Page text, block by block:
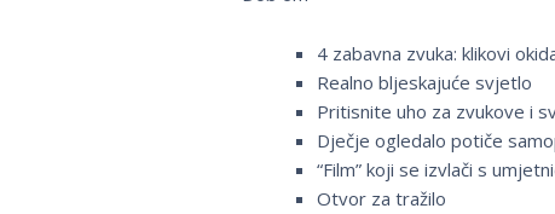
4 zabavna zvuka: klikovi
Realno bljeskajuće svjetlo
Pritisnite uho za zvukove i
Dječje ogledalo potiče
“Film” koji se izvlači s
Otvor za tražilo